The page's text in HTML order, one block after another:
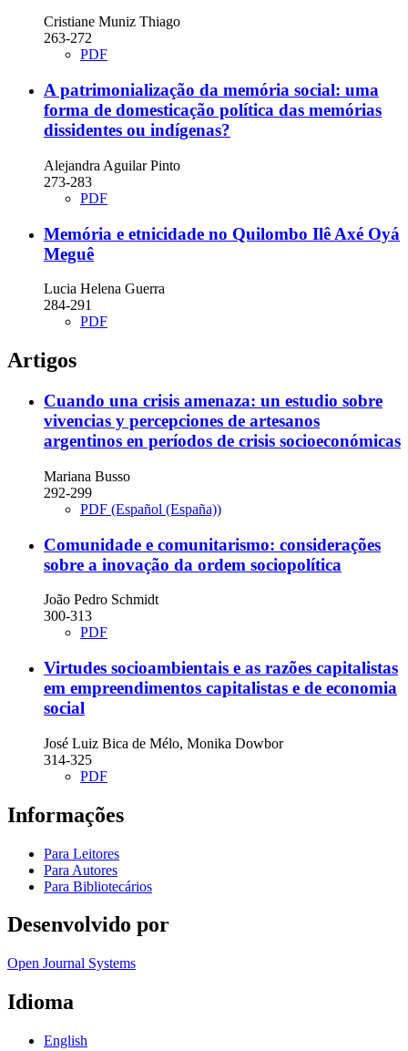
Cristiane Muniz Thiago
263-272
PDF
A patrimonialização da memória social: uma
forma de domesticação política das memórias
dissidentes ou indígenas?
Alejandra Aguilar Pinto
273-283
PDF
Memória e etnicidade no Quilombo Ilê Axé Oyá
Meguê
Lucia Helena Guerra
284-291
PDF
Artigos
Cuando una crisis amenaza: un estudio sobre
vivencias y percepciones de artesanos
argentinos en períodos de crisis socioeconómicas
Mariana Busso
292-299
PDF (Español (España))
Comunidade e comunitarismo: considerações
sobre a inovação da ordem sociopolítica
João Pedro Schmidt
300-313
PDF
Virtudes socioambientais e as razões capitalistas
em empreendimentos capitalistas e de economia
social
José Luiz Bica de Mélo, Monika Dowbor
314-325
PDF
Informações
Para Leitores
Para Autores
Para Bibliotecários
Desenvolvido por
Open Journal Systems
Idioma
English